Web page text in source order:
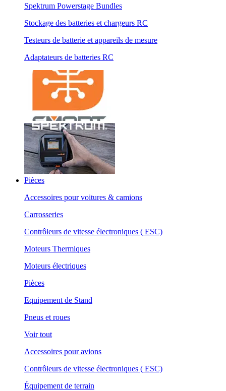
Spektrum Powerstage Bundles
Stockage des batteries et chargeurs RC
Testeurs de batterie et appareils de mesure
Adaptateurs de batteries RC
Pièces
Accessoires pour voitures & camions
Carrosseries
Contrôleurs de vitesse électroniques ( ESC)
Moteurs Thermiques
Moteurs électriques
Pièces
Equipement de Stand
Pneus et roues
Voir tout
Accessoires pour avions
Contrôleurs de vitesse électroniques ( ESC)
Équipement de terrain